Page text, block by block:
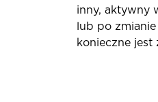
inny, aktywny
lub po
konieczne jest